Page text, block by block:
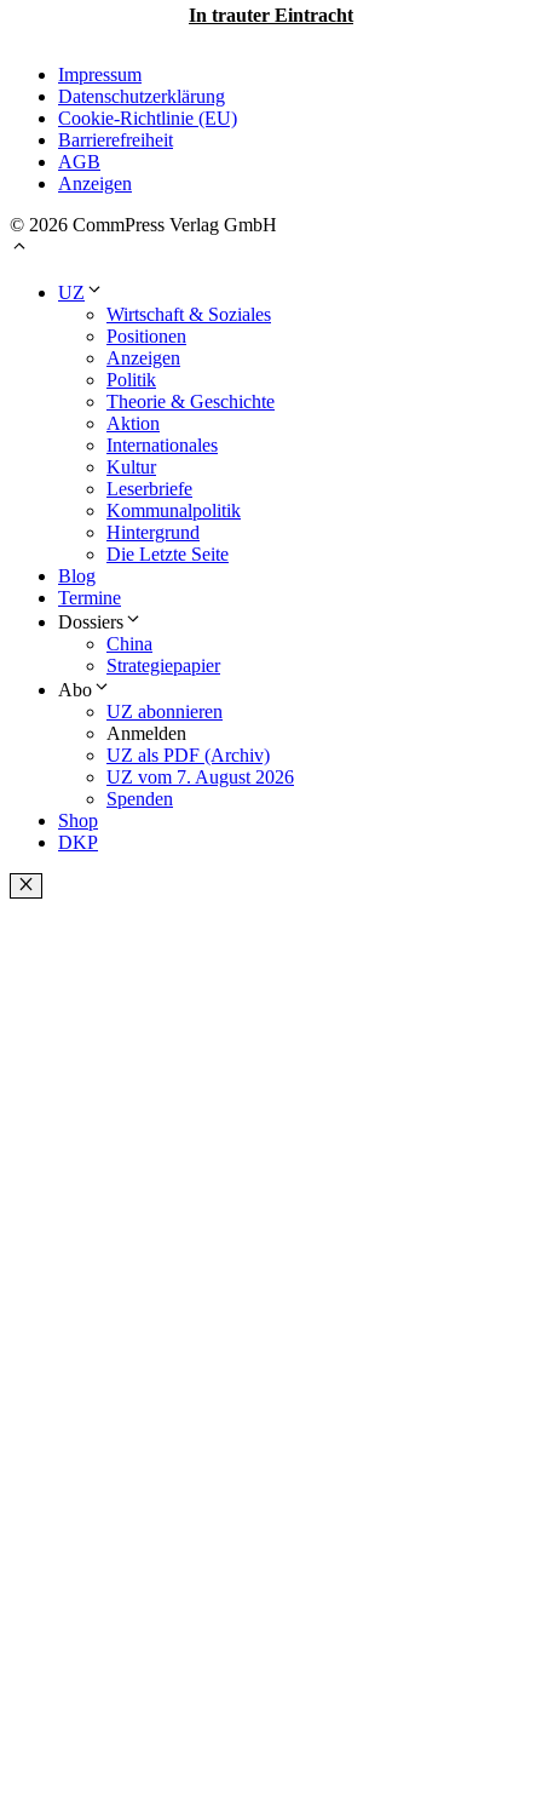
In trauter Eintracht
Impressum
Datenschutzerklärung
Cookie-Richtlinie (EU)
Barrierefreiheit
AGB
Anzeigen
© 2026 CommPress Verlag GmbH
UZ
Wirtschaft & Soziales
Positionen
Anzeigen
Politik
Theorie & Geschichte
Aktion
Internationales
Kultur
Leserbriefe
Kommunalpolitik
Hintergrund
Die Letzte Seite
Blog
Termine
Dossiers
China
Strategiepapier
Abo
UZ abonnieren
Anmelden
UZ als PDF (Archiv)
UZ vom 7. August 2026
Spenden
Shop
DKP
Schließen